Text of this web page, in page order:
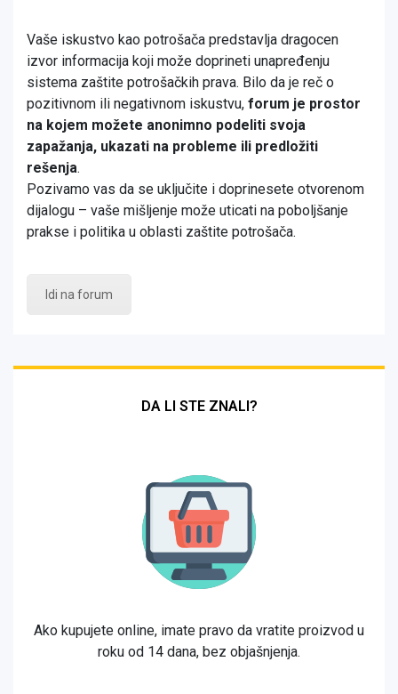
Vaše iskustvo kao potrošača predstavlja dragocen
izvor informacija koji može doprineti unapređenju
sistema zaštite potrošačkih prava. Bilo da je reč o
pozitivnom ili negativnom iskustvu, forum je prostor
na kojem možete anonimno podeliti svoja
zapažanja, ukazati na probleme ili predložiti
rešenja.
Pozivamo vas da se uključite i doprinesete otvorenom
dijalogu – vaše mišljenje može uticati na poboljšanje
prakse i politika u oblasti zaštite potrošača.
Idi na forum
DA LI STE ZNALI?
Ako kupujete online, imate pravo da vratite proizvod u
roku od 14 dana, bez objašnjenja.